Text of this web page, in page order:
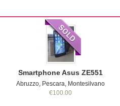
Smartphone Asus ZE551
Abruzzo, Pescara, Montesilvano
€100.00